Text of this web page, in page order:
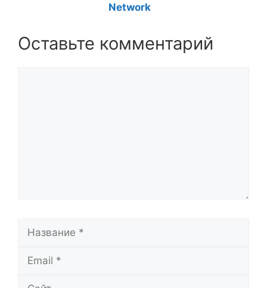
Network
Оставьте комментарий
Название
Email
Сайт